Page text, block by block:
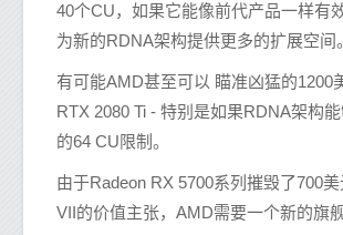
40个CU，如果它能像前代产品一样有
为新的RDNA架构提供更多的扩展空间。
有可能AMD甚至可以 瞄准凶猛的1200
RTX 2080 Ti - 特别是如果RDNA架构
的64 CU限制。
由于Radeon RX 5700系列摧毁了700
VII的价值主张，AMD需要一个新的旗舰